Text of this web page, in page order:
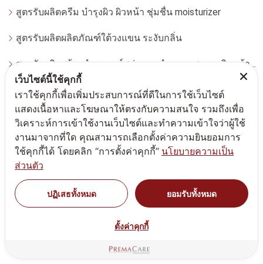
สูตรรับผลิตครีม บำรุงผิว ผิวหน้า ชุ่มชื่น moisturizer
สูตรรับผลิตผลิตภัณฑ์ใต้วงแขน ระงับกลิ่น
สูตรรับผลิตสร้างทำแบรนด์สบู่เหลว ทำความสะอาดผิวหน้า โฟมล้างหน้า
สูตรรับผลิตครีม สิว(Acne product)
สูตรรับผลิตครีมบำรุงผิวหน้า ริ้วรอย กระชับ lift-up
สูตรรับผลิตผลิตภัณฑ์ดูแลเส้นผม และริมฝีปาก
สูตรรับผลิตน้ำหอม(Perfume)
สูตรรับผลิตสบู่เหลว ทำความสะอาดผิวกาย body soap
เว็บไซต์นี้ใช้คุกกี้
เราใช้คุกกี้เพื่อเพิ่มประสบการณ์ที่ดีในการใช้เว็บไซต์
แสดงเนื้อหาและโฆษณาให้ตรงกับความสนใจ รวมถึงเพื่อ
วิเคราะห์การเข้าใช้งานเว็บไซต์และทำความเข้าใจว่าผู้ใช้
งานมาจากที่ใด คุณสามารถเลือกตั้งค่าความยินยอมการ
ใช้คุกกี้ได้ โดยคลิก “การตั้งค่าคุกกี้” นโยบายความเป็น
ส่วนตัว
ปฏิเสธทั้งหมด ยอมรับทั้งหมด
ตั้งค่าคุกกี้